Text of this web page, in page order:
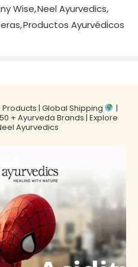
Wise,Neel Ayurvedics,
,Productos Ayurvédicos
| Global Shipping
|
+ Ayurveda Brands | Explore
Ayurvedics